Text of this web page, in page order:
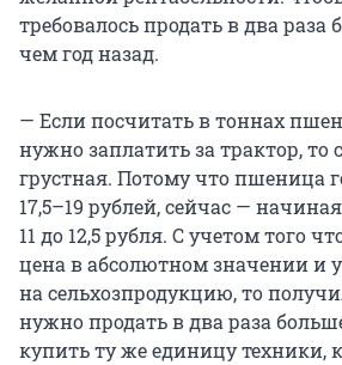
требовалось продать в два
чем год назад.
— Если посчитать в тоннах
нужно заплатить за трактор, то
грустная. Потому что пшеница
17,5–19 рублей, сейчас —
11 до 12,5 рубля. С учетом того
цена в абсолютном значении и
на сельхозпродукцию, то
нужно продать в два раза
купить ту же единицу техники,